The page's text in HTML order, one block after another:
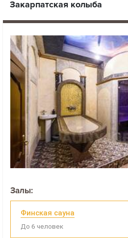
Закарпатская колыба
Залы:
Финская сауна
До 6 человек